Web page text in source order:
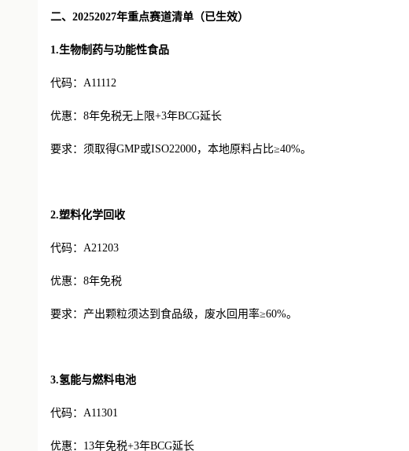
二、 20252027年重点赛道清单（已生效）
1.生物制药与功能性食品
代码： A11112
优惠： 8年免税无上限+3年BCG延长
要求：须取得GMP或ISO22000，本地原料占比≥40%。
2.塑料化学回收
代码： A21203
优惠： 8年免税
要求：产出颗粒须达到食品级，废水回用率≥60%。
3.氢能与燃料电池
代码： A11301
优惠： 13年免税+3年BCG延长